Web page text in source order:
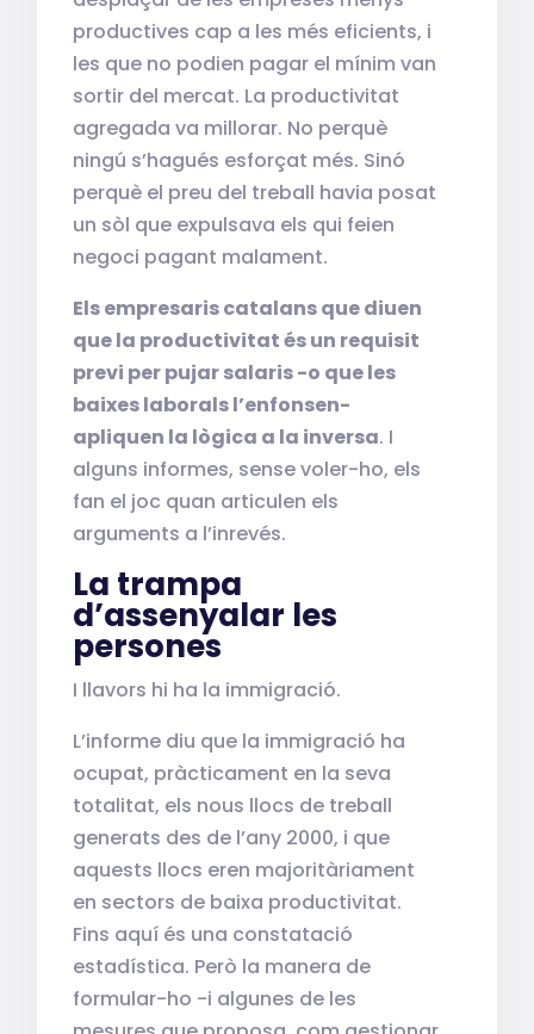
productives cap a les més eficients, i
les que no podien pagar el mínim van
sortir del mercat. La productivitat
agregada va millorar. No perquè
ningú s’hagués esforçat més. Sinó
perquè el preu del treball havia posat
un sòl que expulsava els qui feien
negoci pagant malament.
Els empresaris catalans que diuen
que la productivitat és un requisit
previ per pujar salaris -o que les
baixes laborals l’enfonsen-
apliquen la lògica a la inversa. I
alguns informes, sense voler-ho, els
fan el joc quan articulen els
arguments a l’inrevés.
La trampa
d’assenyalar les
persones
I llavors hi ha la immigració.
L’informe diu que la immigració ha
ocupat, pràcticament en la seva
totalitat, els nous llocs de treball
generats des de l’any 2000, i que
aquests llocs eren majoritàriament
en sectors de baixa productivitat.
Fins aquí és una constatació
estadística. Però la manera de
formular-ho -i algunes de les